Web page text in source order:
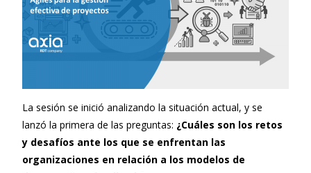
La sesión se inició analizando la situación actual, y se
lanzó la primera de las preguntas: ¿Cuáles son los retos
y desafíos ante los que se enfrentan las
organizaciones en relación a los modelos de